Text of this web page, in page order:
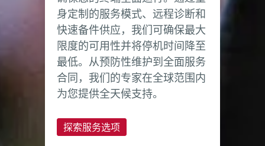
身定制的服务模式、远程诊断和
快速备件供应，我们可确保最大
限度的可用性并将停机时间降至
最低。从预防性维护到全面服务
合同，我们的专家在全球范围内
为您提供全天候支持。
探索服务选项